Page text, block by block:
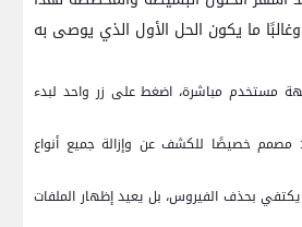
مستخدم مباشرة، اضغط على زر واحد لبدء
خصيصًا للكشف عن وإزالة جميع أنواع
يكتفي بحذف الفيروس، بل يعيد إظهار الملفات